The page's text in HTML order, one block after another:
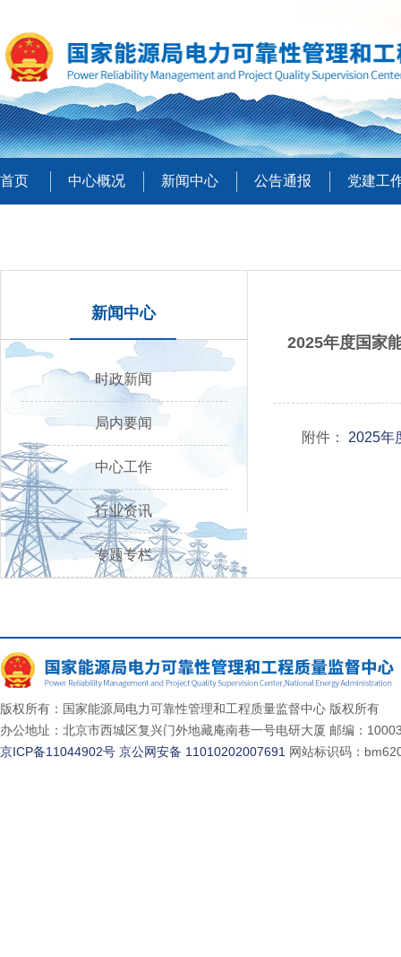
首页 中心概况 新闻中心 公告通报 党建工
新闻中心
时政新闻
局内要闻
中心工作
行业资讯
专题专栏
2025年度国家
附件： 2025年
版权所有：国家能源局电力可靠性管理和工程质量监督中心 版权所有
办公地址：北京市西城区复兴门外地藏庵南巷一号电研大厦 邮编：
京ICP备11044902号 京公网安备 11010202007691 网站标识码：